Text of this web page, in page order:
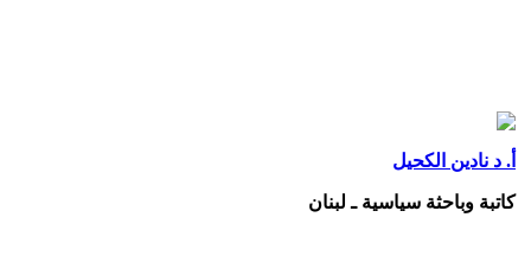
أ. د نادين الكحيل
كاتبة وباحثة سياسية ـ لبنان